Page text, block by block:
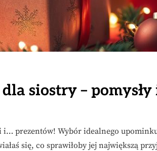
siostry – pomysły
i… prezentów! Wybór idealnego
się, co sprawiłoby jej największą